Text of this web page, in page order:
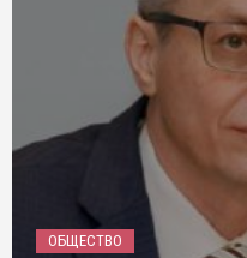
ОБЩЕСТВО